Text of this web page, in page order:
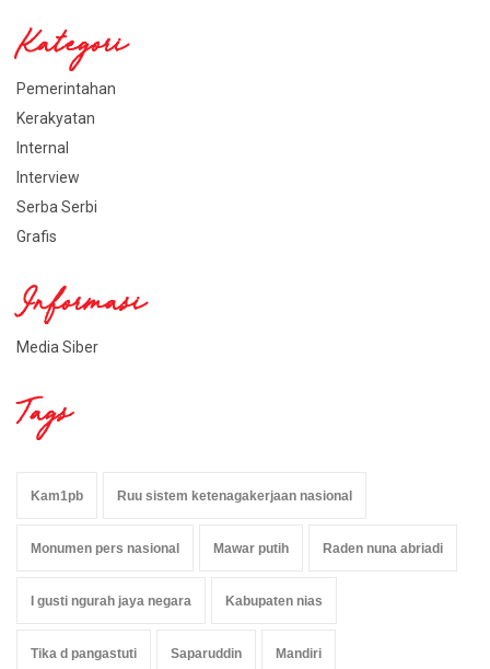
Kategori
Pemerintahan
Kerakyatan
Internal
Interview
Serba Serbi
Grafis
Informasi
Media Siber
Tags
Kam1pb Ruu sistem ketenagakerjaan nasional
Monumen pers nasional Mawar putih Raden nuna abriadi
I gusti ngurah jaya negara Kabupaten nias
Tika d pangastuti Saparuddin Mandiri